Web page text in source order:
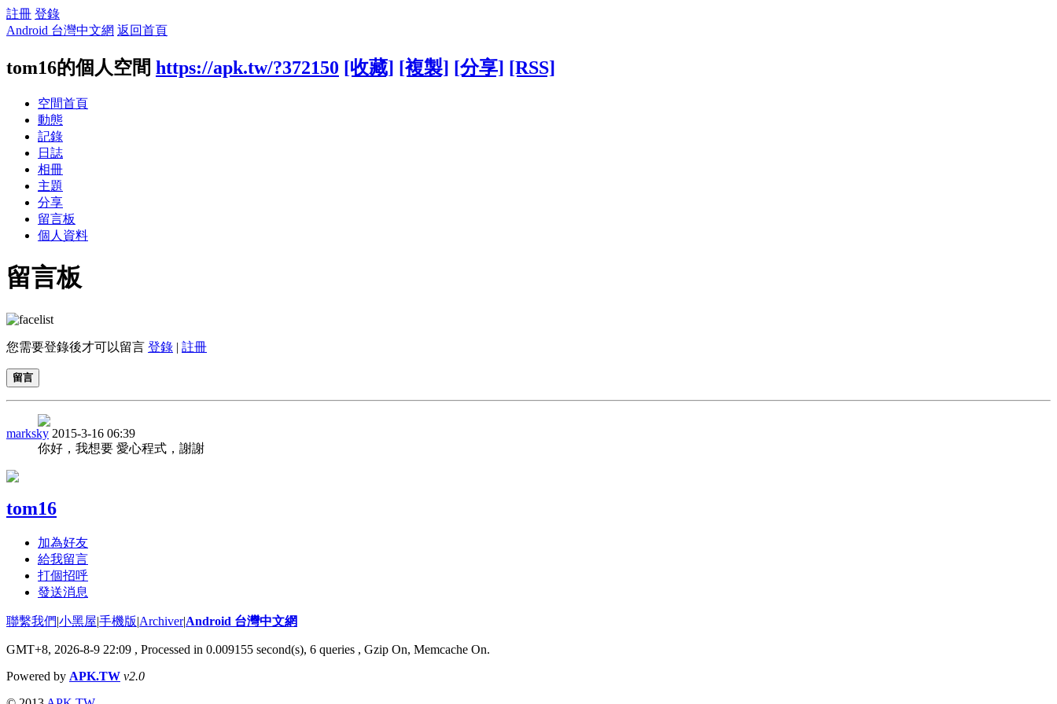
註冊 登錄
Android 台灣中文網 返回首頁
tom16的個人空間 https://apk.tw/?372150 [收藏] [複製] [分享] [RSS]
空間首頁
動態
記錄
日誌
相冊
主題
分享
留言板
個人資料
留言板
您需要登錄後才可以留言 登錄 | 註冊
留言
marksky 2015-3-16 06:39
你好，我想要 愛心程式，謝謝
tom16
加為好友
給我留言
打個招呼
發送消息
聯繫我們|小黑屋|手機版|Archiver|Android 台灣中文網
GMT+8, 2026-8-9 22:09 , Processed in 0.009155 second(s), 6 queries , Gzip On, Memcache On.
Powered by APK.TW v2.0